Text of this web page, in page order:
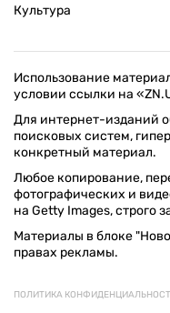
Культура
Использование
условии ссылки на
Для интернет-изданий
поисковых систем,
конкретный материал.
Любое копирование,
фотографических и
на Getty Images, строго
Материалы в блоке
правах рекламы.
ПОЛИТИКА